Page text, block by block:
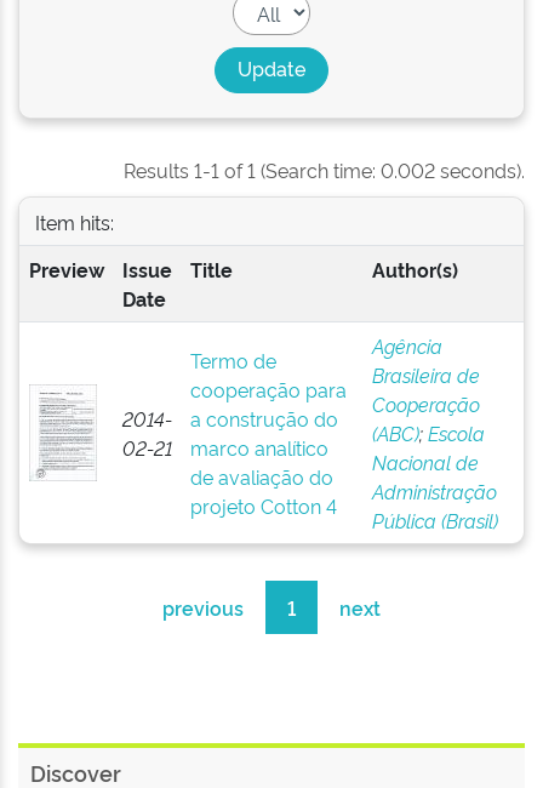
Results 1-1 of 1 (Search time: 0.002 seconds).
Item hits:
Preview
Issue
Date
Title Author(s)
2014-
02-21
Termo de
cooperação para
a construção do
marco analítico
de avaliação do
projeto Cotton 4
Agência
Brasileira de
Cooperação
(ABC);Escola
Nacional de
Administração
Pública (Brasil)
previous 1 next
Discover